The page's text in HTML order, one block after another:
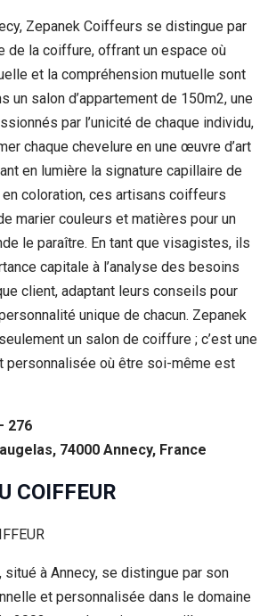
Zepanek Coiffeurs se distingue par
de la coiffure, offrant un espace où
et la compréhension mutuelle sont
un salon d’appartement de 150m2, une
par l’unicité de chaque individu,
chaque chevelure en une œuvre d’art
en lumière la signature capillaire de
coloration, ces artisans coiffeurs
marier couleurs et matières pour un
le paraître. En tant que visagistes, ils
capitale à l’analyse des besoins
client, adaptant leurs conseils pour
unique de chacun. Zepanek
un salon de coiffure ; c’est une
personnalisée où être soi-même est
276
74000 Annecy, France
COIFFEUR
situé à Annecy, se distingue par son
et personnalisée dans le domaine